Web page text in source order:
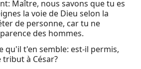
Maître, nous savons que tu es
la voie de Dieu selon la
de personne, car tu ne
des hommes.
qu'il t'en semble: est-il permis,
à César?